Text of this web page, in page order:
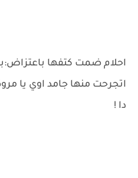
احلام ضمت كتفها
اتجرحت منها جامد اوي يا
دا !